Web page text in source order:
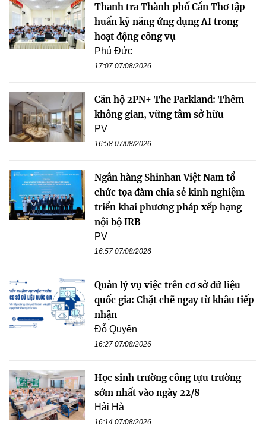
Thanh tra Thành phố Cần Thơ tập
huấn kỹ năng ứng dụng AI trong
hoạt động công vụ
Phú Đức
17:07 07/08/2026
Căn hộ 2PN+ The Parkland: Thêm
không gian, vững tâm sở hữu
PV
16:58 07/08/2026
Ngân hàng Shinhan Việt Nam tổ
chức tọa đàm chia sẻ kinh nghiệm
triển khai phương pháp xếp hạng
nội bộ IRB
PV
16:57 07/08/2026
Quản lý vụ việc trên cơ sở dữ liệu
quốc gia: Chặt chẽ ngay từ khâu tiếp
nhận
Đỗ Quyên
16:27 07/08/2026
Học sinh trường công tựu trường
sớm nhất vào ngày 22/8
Hải Hà
16:14 07/08/2026